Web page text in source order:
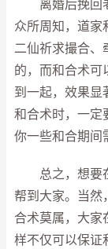
离婚后挽回老
众所周知，道家
二仙祈求撮合、
的，而和合术可
到一起，效果显
和合术时，一定
你一些和合期间
总之，想要在
帮到大家。当然
合术莫属，大家
样不仅可以保证